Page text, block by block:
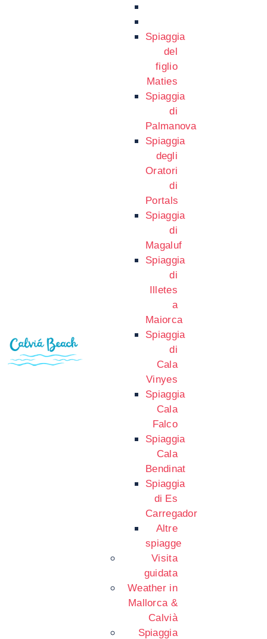
Spiaggia
del
figlio
Maties
Spiaggia
di
Palmanova
Spiaggia
degli
Oratori
di
Portals
Spiaggia
di
Magaluf
Spiaggia
di
Illetes
a
Maiorca
Spiaggia
di
Cala
Vinyes
Spiaggia
Cala
Falco
Spiaggia
Cala
Bendinat
Spiaggia
di Es
Carregador
Altre
spiagge
Visita
guidata
Weather in
Mallorca &
Calvià
Spiaggia